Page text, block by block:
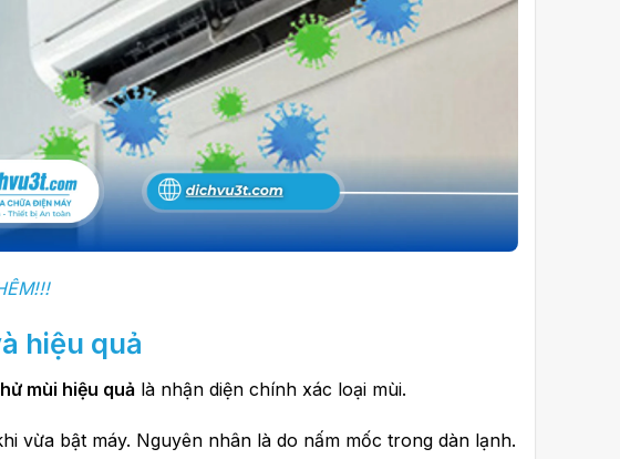
hiệu quả
mùi hiệu quả là nhận diện chính xác loại mùi.
vừa bật máy. Nguyên nhân là do nấm mốc trong dàn lạnh.